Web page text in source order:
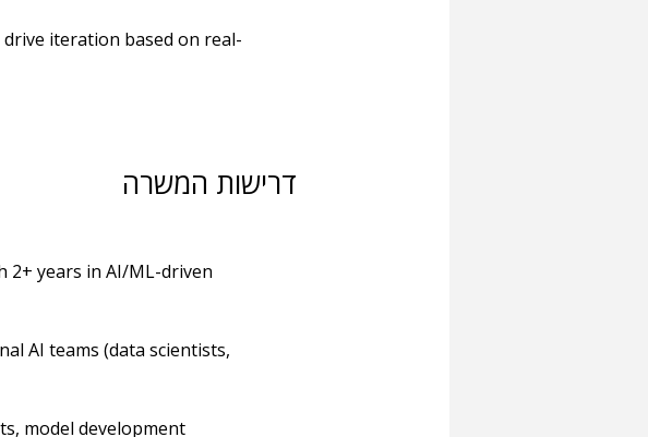
דרישות המשרה
2+ years in AI/ML-driven